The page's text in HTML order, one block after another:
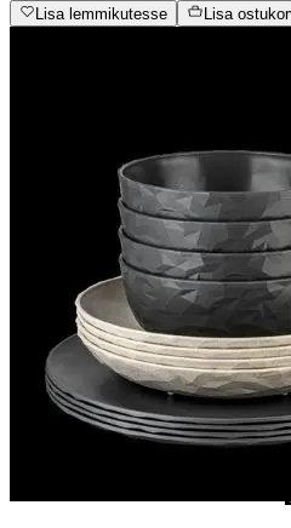
Lisa lemmikutesse Lisa